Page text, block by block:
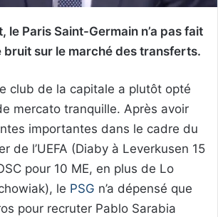
le Paris Saint-Germain n’a pas fait
bruit sur le marché des transferts.
club de la capitale a plutôt opté
mercato tranquille. Après avoir
importantes dans le cadre du
de l’UEFA (Diaby à Leverkusen 15
pour 10 ME, en plus de Lo
le PSG n’a dépensé que
pour recruter Pablo Sarabia